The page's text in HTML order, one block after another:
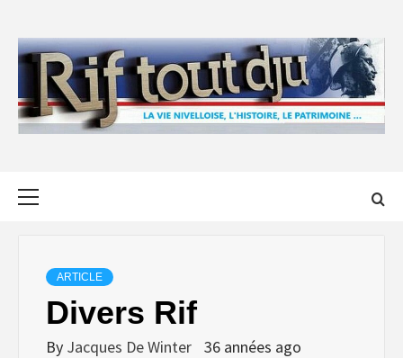
content
ARTICLE
Divers Rif
By Jacques De Winter 36 années ago